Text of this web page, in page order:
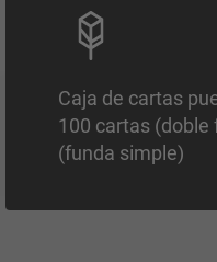
Caja de cartas
100 cartas (doble
(funda simple)